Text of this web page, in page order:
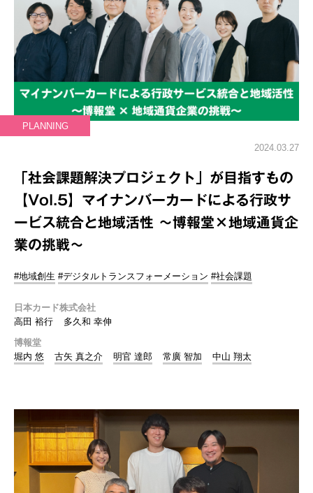
PLANNING
2024.03.27
「社会課題解決プロジェクト」が目指すもの
【Vol.5】マイナンバーカードによる行政サ
ービス統合と地域活性 ～博報堂×地域通貨企
業の挑戦～
#地域創生 #デジタルトランスフォーメーション #社会課題
日本カード株式会社
高田 裕行
多久和 幸伸
博報堂
堀内 悠
古矢 真之介 明官 達郎 常廣 智加 中山 翔太